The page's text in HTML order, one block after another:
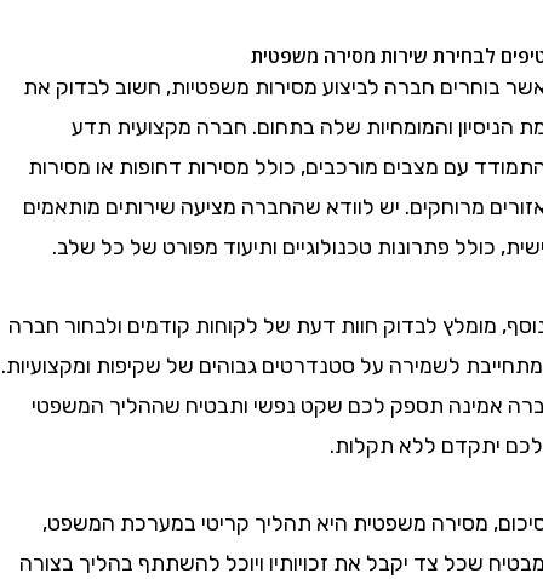
לבחירת שירות מסירה משפטית
חברה לביצוע מסירות משפטיות, חשוב לבדוק את
והמומחיות שלה בתחום. חברה מקצועית תדע
עם מצבים מורכבים, כולל מסירות דחופות או מסירות
מרוחקים. יש לוודא שהחברה מציעה שירותים מותאמים
פתרונות טכנולוגיים ותיעוד מפורט של כל שלב.
מומלץ לבדוק חוות דעת של לקוחות קודמים ולבחור חברה
לשמירה על סטנדרטים גבוהים של שקיפות ומקצועיות.
תספק לכם שקט נפשי ותבטיח שההליך המשפטי
ללא תקלות.
מסירה משפטית היא תהליך קריטי במערכת המשפט,
שכל צד יקבל את זכויותיו ויוכל להשתתף בהליך בצורה